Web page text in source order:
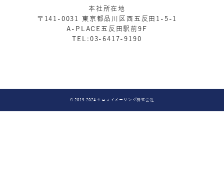
本社所在地
〒141-0031 東京都品川区西五反田1-5-1
A-PLACE五反田駅前9F
TEL:03-6417-9190
© 2019-2024 クロスイメージング株式会社